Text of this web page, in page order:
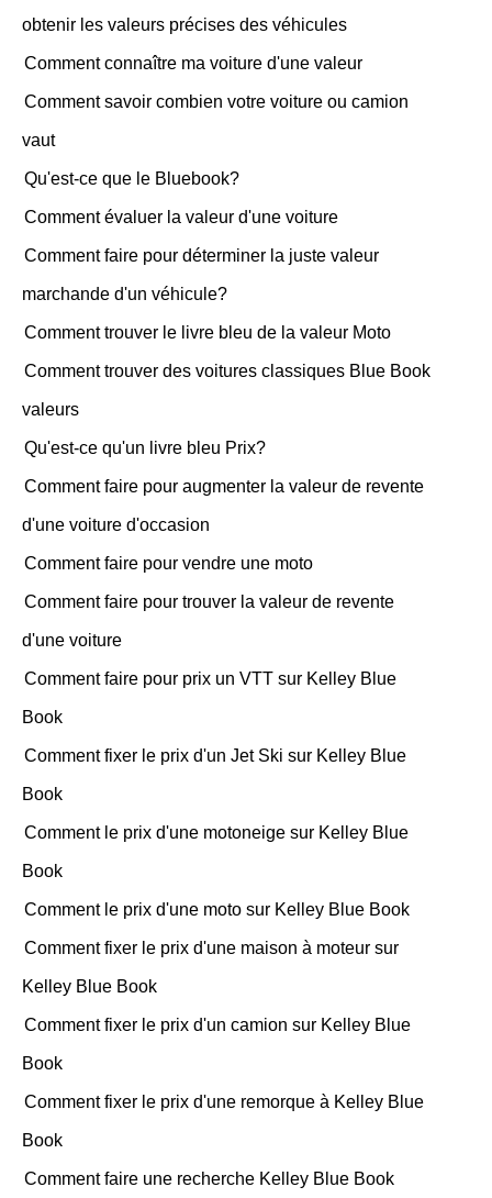
obtenir les valeurs précises des véhicules
Comment connaître ma voiture d'une valeur
Comment savoir combien votre voiture ou camion
vaut
Qu'est-ce que le Bluebook?
Comment évaluer la valeur d'une voiture
Comment faire pour déterminer la juste valeur
marchande d'un véhicule?
Comment trouver le livre bleu de la valeur Moto
Comment trouver des voitures classiques Blue Book
valeurs
Qu'est-ce qu'un livre bleu Prix?
Comment faire pour augmenter la valeur de revente
d'une voiture d'occasion
Comment faire pour vendre une moto
Comment faire pour trouver la valeur de revente
d'une voiture
Comment faire pour prix un VTT sur Kelley Blue
Book
Comment fixer le prix d'un Jet Ski sur Kelley Blue
Book
Comment le prix d'une motoneige sur Kelley Blue
Book
Comment le prix d'une moto sur Kelley Blue Book
Comment fixer le prix d'une maison à moteur sur
Kelley Blue Book
Comment fixer le prix d'un camion sur Kelley Blue
Book
Comment fixer le prix d'une remorque à Kelley Blue
Book
Comment faire une recherche Kelley Blue Book